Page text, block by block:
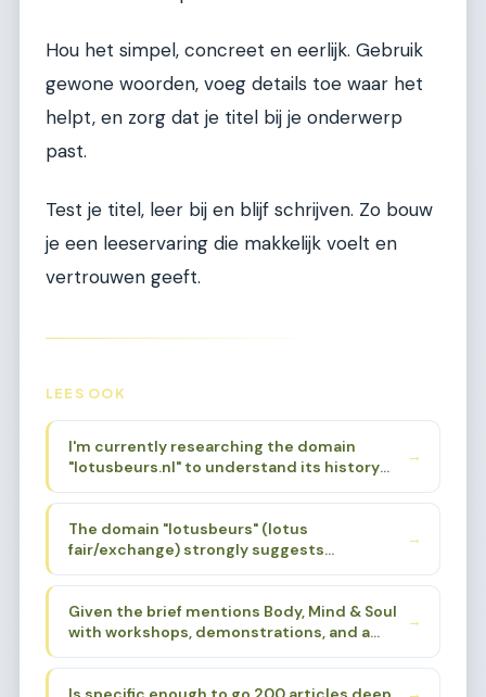
Hou het simpel, concreet en eerlijk. Gebruik
gewone woorden, voeg details toe waar het
helpt, en zorg dat je titel bij je onderwerp
past.
Test je titel, leer bij en blijf schrijven. Zo bouw
je een leeservaring die makkelijk voelt en
vertrouwen geeft.
LEES OOK
I'm currently researching the domain
"lotusbeurs.nl" to understand its history
and original focus. Based on the niche brief
provided, I know it was associated with
Body, Mind & Soul events. I need to find a
specific sub-sub-niche that aligns with the
domain's history and name, while also being
deep enough for 200 articles.
→
The domain "lotusbeurs" (lotus
fair/exchange) strongly suggests
spirituality, alternative wellness, and
holistic living. The lotus flower is a powerful
symbol in Eastern spirituality - Buddhism,
Hinduism, yoga traditions. The "beurs"
(fair/market) aspect suggests a gathering
place for these practices.
→
Given the brief mentions Body, Mind & Soul
with workshops, demonstrations, and a
loving atmosphere, I need to find a sub-
sub-niche that:
→